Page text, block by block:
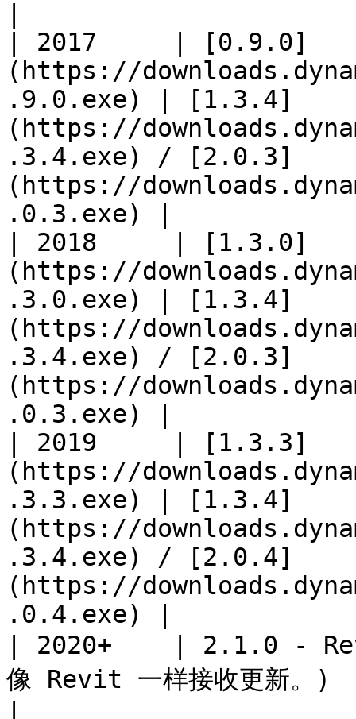
| 2017     | [0.9.0]
(https://
.9.0.exe) | [1.3.4]
(https://
.3.4.exe) / [2.0.3]
(https://
.0.3.exe) |
| 2018     | [1.3.0]
(https://
.3.0.exe) | [1.3.4]
(https://
.3.4.exe) / [2.0.3]
(https://
.0.3.exe) |
| 2019     | [1.3.3]
(https://
.3.3.exe) | [1.3.4]
(https://
.3.4.exe) / [2.0.4]
(https://
.0.4.exe) |
| 2020+    | 2.1.0 -
像 Revit 一样接收更